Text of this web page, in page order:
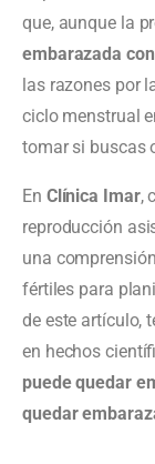
que, aunque la
embarazada
las razones por
ciclo menstrual
tomar si buscas
En Clínica Imar,
reproducción
una
fértiles para
de este artículo,
en hechos
puede quedar
quedar